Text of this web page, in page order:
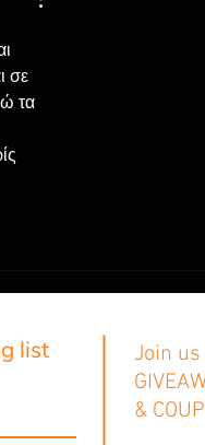
σε
τα
Join
&
list